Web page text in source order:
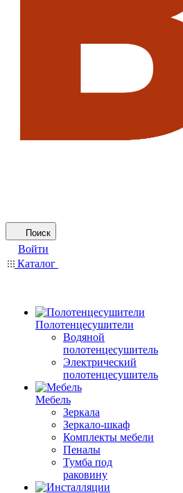
Поиск
Войти
Каталог
Полотенцесушители
Водяной
полотенцесушитель
Электрический
полотенцесушитель
Мебель
Зеркала
Зеркало-шкаф
Комплекты мебели
Пеналы
Тумба под
раковину